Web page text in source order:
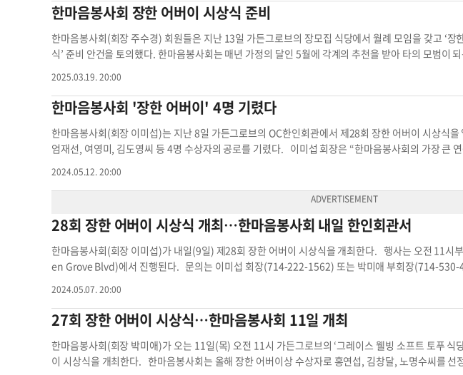
진=임상환 기자어버이 부모 어버이상 시상식 어버이 시상식 지역사회 봉사
위해 봉사하고 싶은 이의 가입을 환영한다”고 말했다. 장한 어버이상 후보 추천과 회원 가입 문의는
585)로 하면 된다. 임상환 기자어버이 한마음봉사회 어버이상 후보 어버이 시상식 박미애 부회장
-510-1023)에게 하면 된다.한인교회 어버이 어버이 시상식 어버이 수상자 회장 주수경
한마음봉사회 장한 어버이 시상식 준비
한마음봉사회(회장 주수경) 회원들은 지난 13일 가든그로브의 장모집 식당에서 월례 모임을 갖고 ‘장
식’ 준비 안건을 토의했다. 한마음봉사회는 매년 가정의 달인 5월에 각계의 추천을 받아 타의 모범이
2025.03.19. 20:00
한마음봉사회 '장한 어버이' 4명 기렸다
한마음봉사회(회장 이미섭)는 지난 8일 가든그로브의 OC한인회관에서 제28회 장한 어버이 시상식을
엄재선, 여영미, 김도영씨 등 4명 수상자의 공로를 기렸다. 이미섭 회장은 “한마음봉사회의 가장 큰
키워낸 분들”이라며 상패와 부상인 금반지, 쌍화탕을 수여했다. 조봉남 OC한인회장, 조이스 안 부에나
은 축사를 했고 섀런 쿼크-실바 가주하원의원실 박동우 수석보좌관은 수상자에게 표창장을 전달했다.
전 유공자로 대한민국 재향군인회 미 남서부지회 OC분회장을 3년, 남서부지회장을 9년 동안 역임했
령 봉사상, 네바다주 연방상원의원 표창장, 로레타 산체스 연방하원의원 표창장, 영 김과 미셸 박 스틸
표창장 등을 수상했다. 부인 이한나(88) 목사와 슬하에 장남 조셉(65, 삼성 반도체 임원, 텍사스 거주
3, 자영업), 맏딸 에스더(67, 목사 부인)씨를 뒀다. 엄재선(87)씨는 1975년 가족 이민으로 미국에 왔
국, KCBS 채널 2에서 근무 후 은퇴했다. OC기독교전도회연합회 회장과 이사장, OC장로협의회 3대 회
현재 실버 미션에서 양로 사역과 노인 건강을 위해 보건 체조를 주 3일 동안 리드하고 있다. 킨스우드
장남 우석씨, 갈보리 PC를 운영하는 차남 창석씨, 딸 은희씨를 뒀다. 여명미(81)씨는 가정 주치의로 일
를 하며 인간 관계와 부부 대화, 자녀와의 대화, 정신건강과 정신질환 관련 상담 교육을 하고 있다. 남
하에 두 딸 앤(53, 새너제이 거주)과 모니카(51, 호주 거주)와 아들 데이비드(45, 새너제이 거주)씨,
2024.05.12. 20:00
28회 장한 어버이 시상식 개최…한마음봉사회 내일 한인회관서
한마음봉사회(회장 이미섭)가 내일(9일) 제28회 장한 어버이 시상식을 개최한다. 행사는 오전 11시
en Grove Blvd)에서 진행된다. 문의는 이미섭 회장(714-222-1562) 또는 박미애 부회장(714-530-
2024.05.07. 20:00
27회 장한 어버이 시상식…한마음봉사회 11일 개최
한마음봉사회(회장 박미애)가 오는 11일(목) 오전 11시 가든그로브의 ‘그레이스 웰빙 소프트 토푸 식
이 시상식을 개최한다. 한마음봉사회는 올해 장한 어버이상 수상자로 홍연섭, 김창달, 노명수씨를